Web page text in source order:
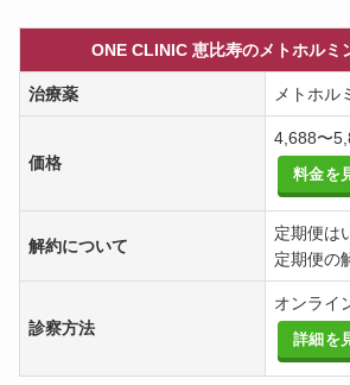
ONE CLINIC 恵比寿のメトホルミ
治療薬 メトホル
価格
4,688〜
料金を
解約について
定期便は
定期便の
診察方法
オンライ
詳細を